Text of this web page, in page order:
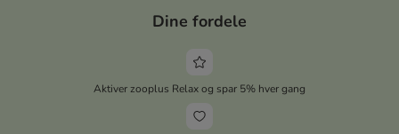
Dine fordele
Aktiver zooplus Relax og spar 5% hver gang